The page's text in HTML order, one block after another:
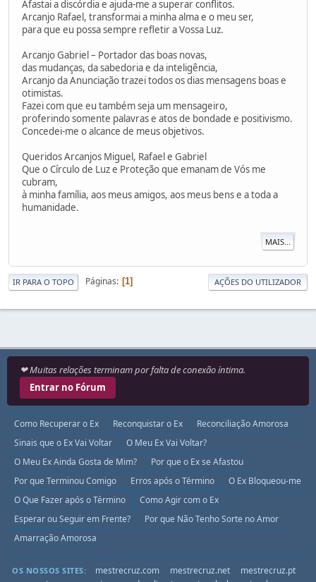
Afastai a discórdia e ajuda-me a superar conflitos.
Arcanjo Rafael, transformai a minha alma e o meu ser,
para que eu possa sempre refletir a Vossa Luz.
Arcanjo Gabriel – Portador das boas novas,
das mudanças, da sabedoria e da inteligência,
Arcanjo da Anunciação trazei todos os dias mensagens boas e
otimistas.
Fazei com que eu também seja um mensageiro,
proferindo somente palavras e atos de bondade e positivismo.
Concedei-me o alcance de meus objetivos.
Queridos Arcanjos Miguel, Rafael e Gabriel
Que o Círculo de Luz e Proteção que emanam de Vós me
cubram,
à minha família, aos meus amigos, aos meus bens e a toda a
humanidade.
MAIS...
IR PARA O TOPO Páginas 1 AÇÕES DO UTILIZADOR
❤ Muitas relações terminam por falta de conexão íntima.
Entrar no Fórum
Como Recuperar o Ex Reconquistar o Ex
Reconciliação Amorosa
Sinais que o Ex Vai Voltar
O Meu Ex Vai Voltar?
O Meu Ex Ainda Gosta de Mim?
Por que o Ex se Afastou
Por que Terminou Comigo
Erros após o Término
O Ex Bloqueou-me
O Que Fazer após o Término
Como Agir com o Ex
Esperar ou Seguir em Frente?
Por que Não Tenho Sorte no Amor
Amarração Amorosa
OS NOSSOS SITES: mestrecruz.com mestrecruz.net
mestrecruz.pt